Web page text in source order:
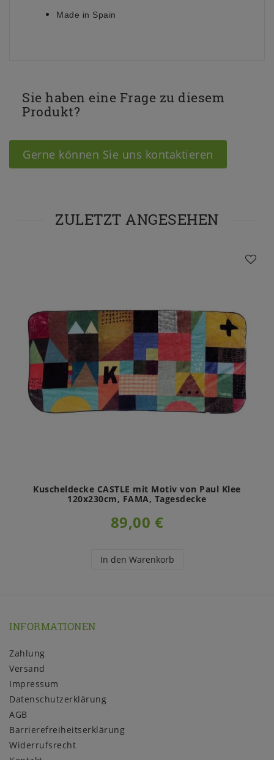
Made in Spain
Sie haben eine Frage zu diesem
Produkt?
Gerne können Sie uns kontaktieren
ZULETZT ANGESEHEN
Kuscheldecke CASTLE mit Motiv von Paul Klee
120x230cm, FAMA, Tagesdecke
89,00 €
In den Warenkorb
INFORMATIONEN
Zahlung
Versand
Impressum
Daten­schutz­erklärung
AGB
Barrierefreiheitserklärung
Widerrufs­recht